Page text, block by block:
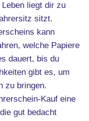
liegt dir zu
sitzt.
kann
welche Papiere
dauert, bis du
gibt es, um
zu bringen.
Kauf eine
gut bedacht